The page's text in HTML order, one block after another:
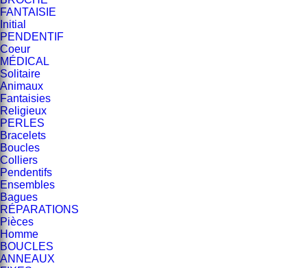
FANTAISIE
Initial
PENDENTIF
Coeur
MÉDICAL
Solitaire
Animaux
Fantaisies
Religieux
PERLES
Bracelets
Boucles
Colliers
Pendentifs
Ensembles
Bagues
RÉPARATIONS
Pièces
Homme
BOUCLES
ANNEAUX